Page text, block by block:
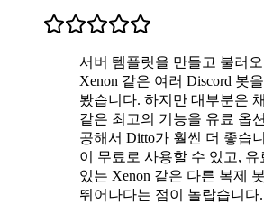
서버 템플릿을 만들고 불러
Xenon 같은 여러 Discord 봇
봤습니다. 하지만 대부분은
같은 최고의 기능을 유료 옵
공해서 Ditto가 훨씬 더 좋습
이 무료로 사용할 수 있고, 유
있는 Xenon 같은 다른 복제
뛰어나다는 점이 놀랍습니다